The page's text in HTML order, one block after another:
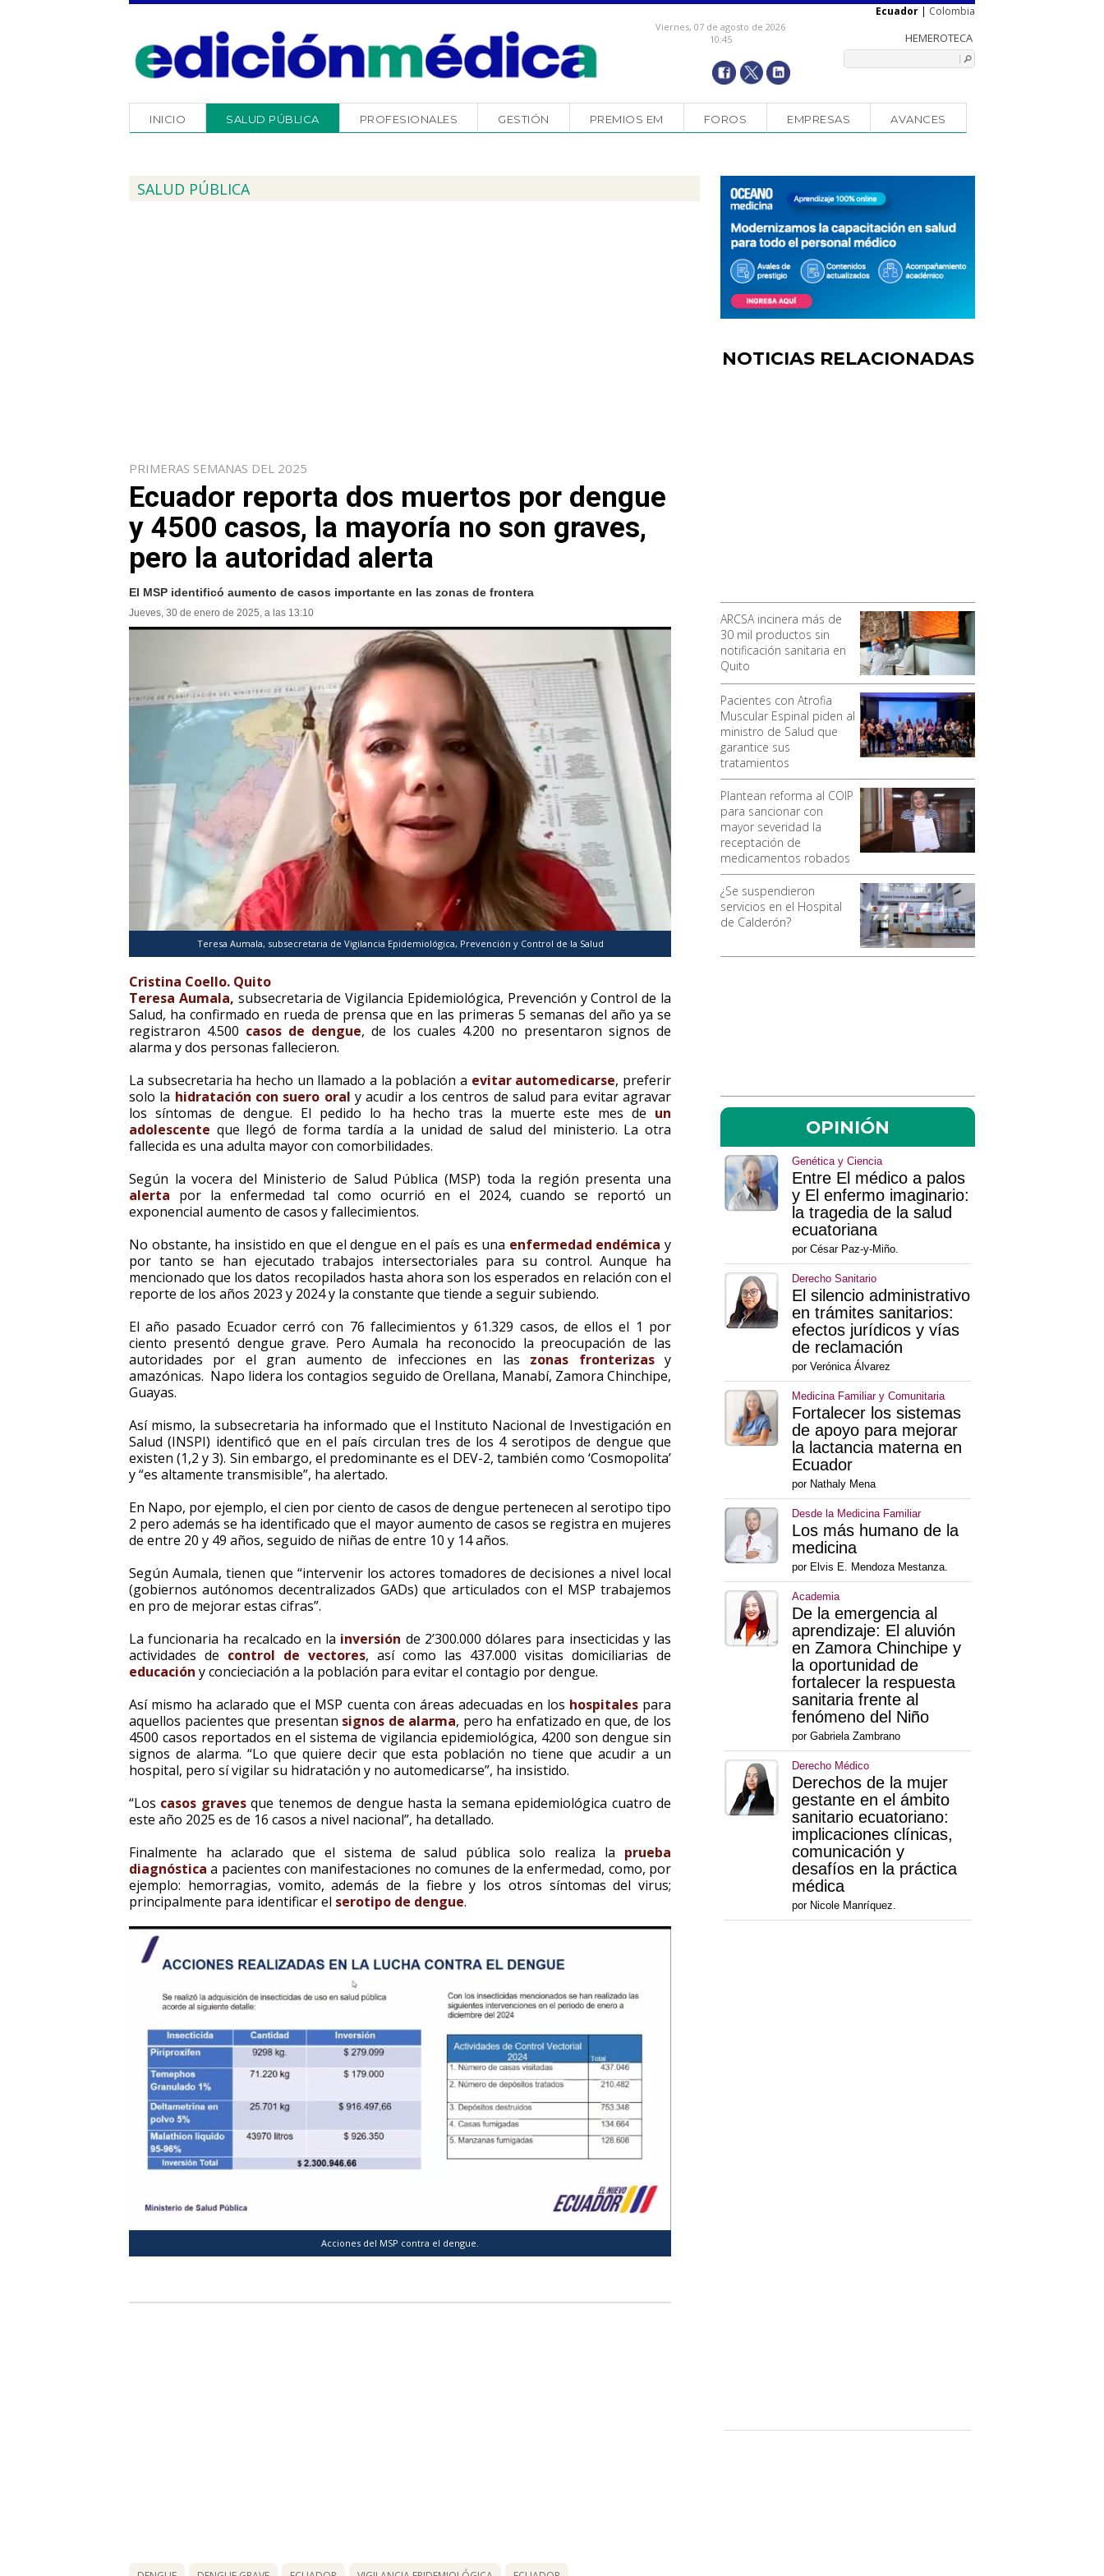
Viernes, 07 de agosto de 2026
10:45
Ecuador | Colombia
INICIO SALUD PÚBLICA PROFESIONALES GESTIÓN PREMIOS EM FOROS EMPRESAS AVANCES
NOTICIAS RELACIONADAS
ARCSA incinera más de
30 mil productos sin
notificación sanitaria en
Quito
Pacientes con Atrofia
Muscular Espinal piden al
ministro de Salud que
garantice sus
tratamientos
Plantean reforma al COIP
para sancionar con
mayor severidad la
receptación de
medicamentos robados
¿Se suspendieron
servicios en el Hospital
de Calderón?
OPINIÓN
Genética y Ciencia
Entre El médico a palos
y El enfermo imaginario:
la tragedia de la salud
ecuatoriana
por César Paz-y-Miño.
Derecho Sanitario
El silencio administrativo
en trámites sanitarios:
efectos jurídicos y vías
de reclamación
por Verónica Álvarez
Medicina Familiar y Comunitaria
Fortalecer los sistemas
de apoyo para mejorar
la lactancia materna en
Ecuador
por Nathaly Mena
Desde la Medicina Familiar
Los más humano de la
medicina
por Elvis E. Mendoza Mestanza.
Academia
De la emergencia al
aprendizaje: El aluvión
en Zamora Chinchipe y
la oportunidad de
fortalecer la respuesta
sanitaria frente al
fenómeno del Niño
por Gabriela Zambrano
Derecho Médico
Derechos de la mujer
gestante en el ámbito
sanitario ecuatoriano:
implicaciones clínicas,
comunicación y
desafíos en la práctica
médica
por Nicole Manríquez.
SALUD PÚBLICA
PRIMERAS SEMANAS DEL 2025
Ecuador reporta dos muertos por dengue
y 4500 casos, la mayoría no son graves,
pero la autoridad alerta
El MSP identificó aumento de casos importante en las zonas de frontera
Jueves, 30 de enero de 2025, a las 13:10
Teresa Aumala, subsecretaria de Vigilancia Epidemiológica, Prevención y Control de la Salud
Cristina Coello. Quito
Teresa Aumala, subsecretaria de Vigilancia Epidemiológica, Prevención y Control de la
Salud, ha confirmado en rueda de prensa que en las primeras 5 semanas del año ya se
registraron 4.500 casos de dengue, de los cuales 4.200 no presentaron signos de
alarma y dos personas fallecieron.
La subsecretaria ha hecho un llamado a la población a evitar automedicarse, preferir
solo la hidratación con suero oral y acudir a los centros de salud para evitar agravar
los síntomas de dengue. El pedido lo ha hecho tras la muerte este mes de un
adolescente que llegó de forma tardía a la unidad de salud del ministerio. La otra
fallecida es una adulta mayor con comorbilidades.
Según la vocera del Ministerio de Salud Pública (MSP) toda la región presenta una
alerta por la enfermedad tal como ocurrió en el 2024, cuando se reportó un
exponencial aumento de casos y fallecimientos.
No obstante, ha insistido en que el dengue en el país es una enfermedad endémica y
por tanto se han ejecutado trabajos intersectoriales para su control. Aunque ha
mencionado que los datos recopilados hasta ahora son los esperados en relación con el
reporte de los años 2023 y 2024 y la constante que tiende a seguir subiendo.
El año pasado Ecuador cerró con 76 fallecimientos y 61.329 casos, de ellos el 1 por
ciento presentó dengue grave. Pero Aumala ha reconocido la preocupación de las
autoridades por el gran aumento de infecciones en las zonas fronterizasy
amazónicas. Napo lidera los contagios seguido de Orellana, Manabí, Zamora Chinchipe,
Guayas.
Así mismo, la subsecretaria ha informado que el Instituto Nacional de Investigación en
Salud (INSPI) identificó que en el país circulan tres de los 4 serotipos de dengue que
existen (1,2 y 3). Sin embargo, el predominante es el DEV-2, también como ‘Cosmopolita’
y “es altamente transmisible”, ha alertado.
En Napo, por ejemplo, el cien por ciento de casos de dengue pertenecen al serotipo tipo
2 pero además se ha identificado que el mayor aumento de casos se registra en mujeres
de entre 20 y 49 años, seguido de niñas de entre 10 y 14 años.
Según Aumala, tienen que “intervenir los actores tomadores de decisiones a nivel local
(gobiernos autónomos decentralizados GADs) que articulados con el MSP trabajemos
en pro de mejorar estas cifras”.
La funcionaria ha recalcado en la inversión de 2’300.000 dólares para insecticidas y las
actividades de control de vectores, así como las 437.000 visitas domiciliarias de
educación y concieciación a la población para evitar el contagio por dengue.
Así mismo ha aclarado que el MSP cuenta con áreas adecuadas en los hospitalespara
aquellos pacientes que presentan signos de alarma, pero ha enfatizado en que, de los
4500 casos reportados en el sistema de vigilancia epidemiológica, 4200 son dengue sin
signos de alarma. “Lo que quiere decir que esta población no tiene que acudir a un
hospital, pero sí vigilar su hidratación y no automedicarse”, ha insistido.
“Los casos gravesque tenemos de dengue hasta la semana epidemiológica cuatro de
este año 2025 es de 16 casos a nivel nacional”, ha detallado.
Finalmente ha aclarado que el sistema de salud pública solo realiza la prueba
diagnóstica a pacientes con manifestaciones no comunes de la enfermedad, como, por
ejemplo: hemorragias, vomito, además de la fiebre y los otros síntomas del virus;
principalmente para identificar el serotipo de dengue.
Acciones del MSP contra el dengue.